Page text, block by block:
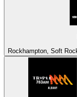
Rockhampton, Soft